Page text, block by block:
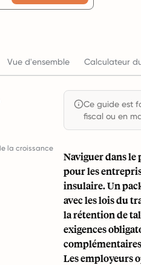
Vue d'ensemble Calculateur
la croissance
Ce guide est
fiscal ou en
Naviguer dans le
pour les
insulaire. Un
avec les lois du
la rétention de
exigences
Les employeurs